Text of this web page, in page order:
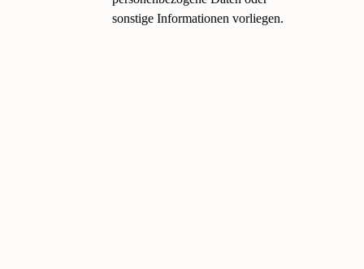
sonstige Informationen vorliegen.